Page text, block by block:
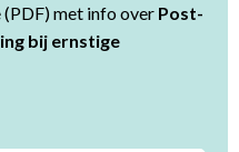
met info over Post-
bij ernstige